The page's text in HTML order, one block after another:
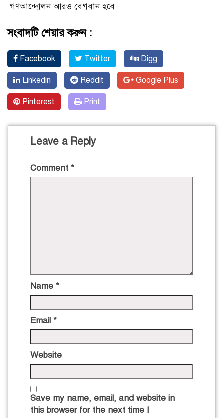
গণআন্দোলন আরও বেগবান হবে।
সংবাদটি শেয়ার করুন :
Facebook Twitter Digg
Linkedin Reddit Google Plus
Pinterest Print
Leave a Reply
Comment *
Name *
Email *
Website
Save my name, email, and website in
this browser for the next time I